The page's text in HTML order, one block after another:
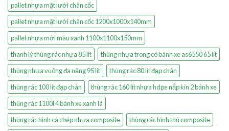
pallet nhựa mặt lưới chân cốc
pallet nhựa mặt lưới chân cốc 1200x1000x140mm
pallet nhựa mới màu xanh 1100x1100x150mm
thanh lý thùng rác nhựa 85 lít
thùng nhựa trong có bánh xe as6550 65 lít
thùng nhựa vuông đa năng 95 lít
thùng rác 80 lít đạp chân
thùng rác 100 lít đạp chân
thùng rác 160 lít nhựa hdpe nắp kín 2 bánh xe
thùng rác 1100l 4 bánh xe xanh lá
thùng rác hình cá chép nhựa composite
thùng rác hình thú composite